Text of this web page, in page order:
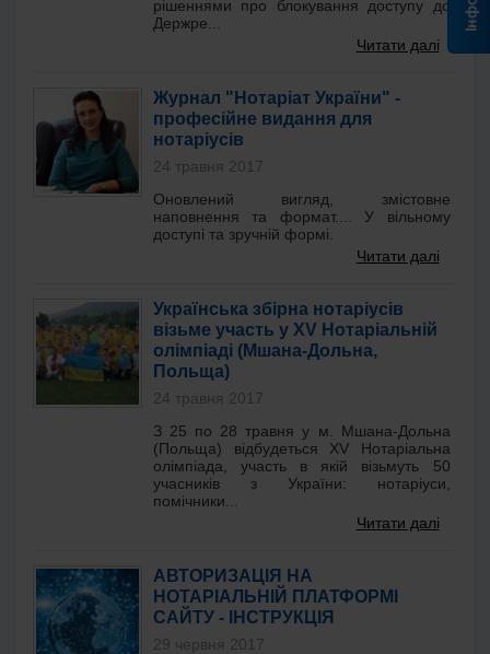
рішеннями про блокування доступу до
Держре...
Читати далі
Журнал "Нотаріат України" -
професійне видання для
нотаріусів
24 травня 2017
Оновлений вигляд, змістовне
наповнення та формат.... У вільному
доступі та зручній формі.
Читати далі
Українська збірна нотаріусів
візьме участь у XV Нотаріальній
олімпіаді (Мшана-Дольна,
Польща)
24 травня 2017
З 25 по 28 травня у м. Мшана-Дольна
(Польща) відбудеться XV Нотаріальна
олімпіада, участь в якій візьмуть 50
учасників з України: нотаріуси,
помічники...
Читати далі
АВТОРИЗАЦІЯ НА
НОТАРІАЛЬНІЙ ПЛАТФОРМІ
САЙТУ - ІНСТРУКЦІЯ
29 червня 2017